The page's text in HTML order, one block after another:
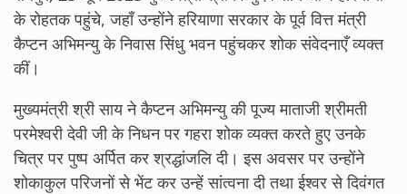
के रोहतक पहुंचे, जहाँ उन्होंने हरियाणा सरकार के पूर्व वित्त मंत्री
कैप्टन अभिमन्यु के निवास सिंधु भवन पहुंचकर शोक संवेदनाएँ व्यक्त
कीं।
मुख्यमंत्री श्री साय ने कैप्टन अभिमन्यु की पूज्य माताजी श्रीमती
परमेश्वरी देवी जी के निधन पर गहरा शोक व्यक्त करते हुए उनके
चित्र पर पुष्प अर्पित कर श्रद्धांजलि दी। इस अवसर पर उन्होंने
शोकाकुल परिजनों से भेंट कर उन्हें सांत्वना दी तथा ईश्वर से दिवंगत